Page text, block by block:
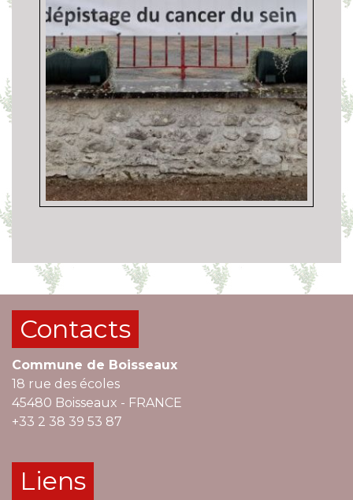
Contacts
Commune de Boisseaux
18 rue des écoles
45480 Boisseaux - FRANCE
+33 2 38 39 53 87
Liens